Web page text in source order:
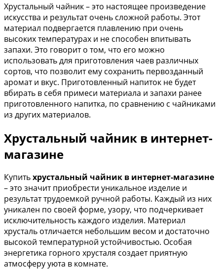
Хрустальный чайник – это настоящее произведение
искусства и результат очень сложной работы. Этот
материал подвергается плавлению при очень
высоких температурах и не способен впитывать
запахи. Это говорит о том, что его можно
использовать для приготовления чаев различных
сортов, что позволит ему сохранить первозданный
аромат и вкус. Приготовленный напиток не будет
вбирать в себя примеси материала и запахи ранее
приготовленного напитка, по сравнению с чайниками
из других материалов.
Хрустальный чайник в интернет-
магазине
Купитьхрустальный чайник в интернет-магазине
– это значит приобрести уникальное изделие и
результат трудоемкой ручной работы. Каждый из них
уникален по своей форме, узору, что подчеркивает
исключительность каждого изделия. Материал
хрусталь отличается небольшим весом и достаточно
высокой температурной устойчивостью. Особая
энергетика горного хрусталя создает приятную
атмосферу уюта в комнате.